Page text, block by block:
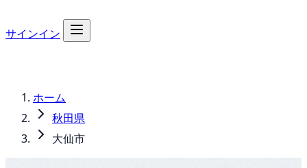
サインイン
ホーム
秋田県
大仙市